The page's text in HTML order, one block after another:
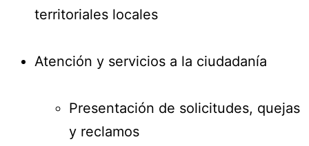
territoriales locales
Atención y servicios a la ciudadanía
Presentación de solicitudes, quejas
y reclamos